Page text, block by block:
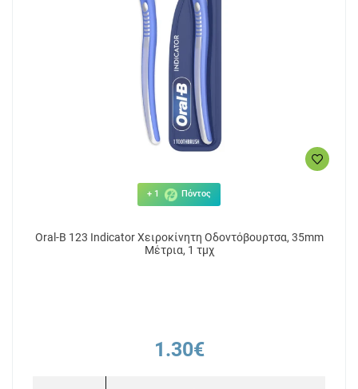
Πόντοι
+ 1 Πόντος
Oral-B 123 Indicator Χειροκίνητη Οδοντόβουρτσα, 35mm
Μέτρια, 1 τμχ
1.30€